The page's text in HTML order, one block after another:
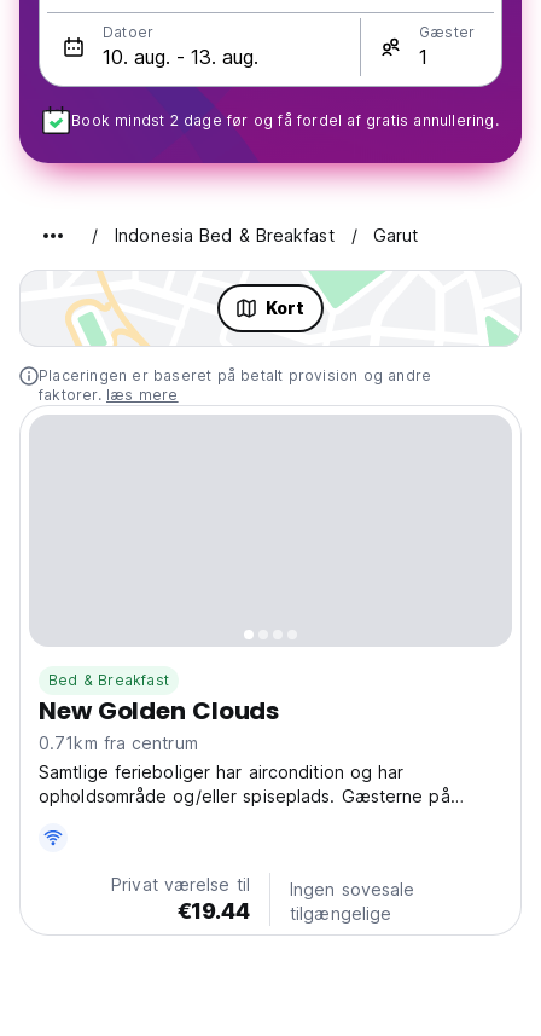
Datoer Gæster
Book mindst 2 dage før og få fordel af gratis annullering.
Indonesia Bed & Breakfast Garut
Kort
Placeringen er baseret på betalt provision og andre
faktorer. læs mere
Bed & Breakfast
New Golden Clouds
0.71km fra centrum
Samtlige ferieboliger har aircondition og har
opholdsområde og/eller spiseplads. Gæsterne på
Golden Clouds har have og solterrasse.
Privat værelse til
€19.44
Ingen sovesale
tilgængelige